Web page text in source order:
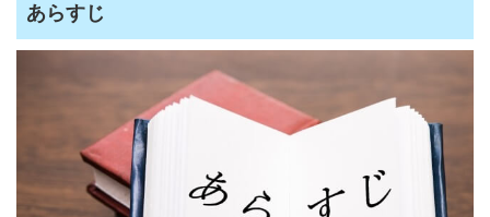
あらすじ